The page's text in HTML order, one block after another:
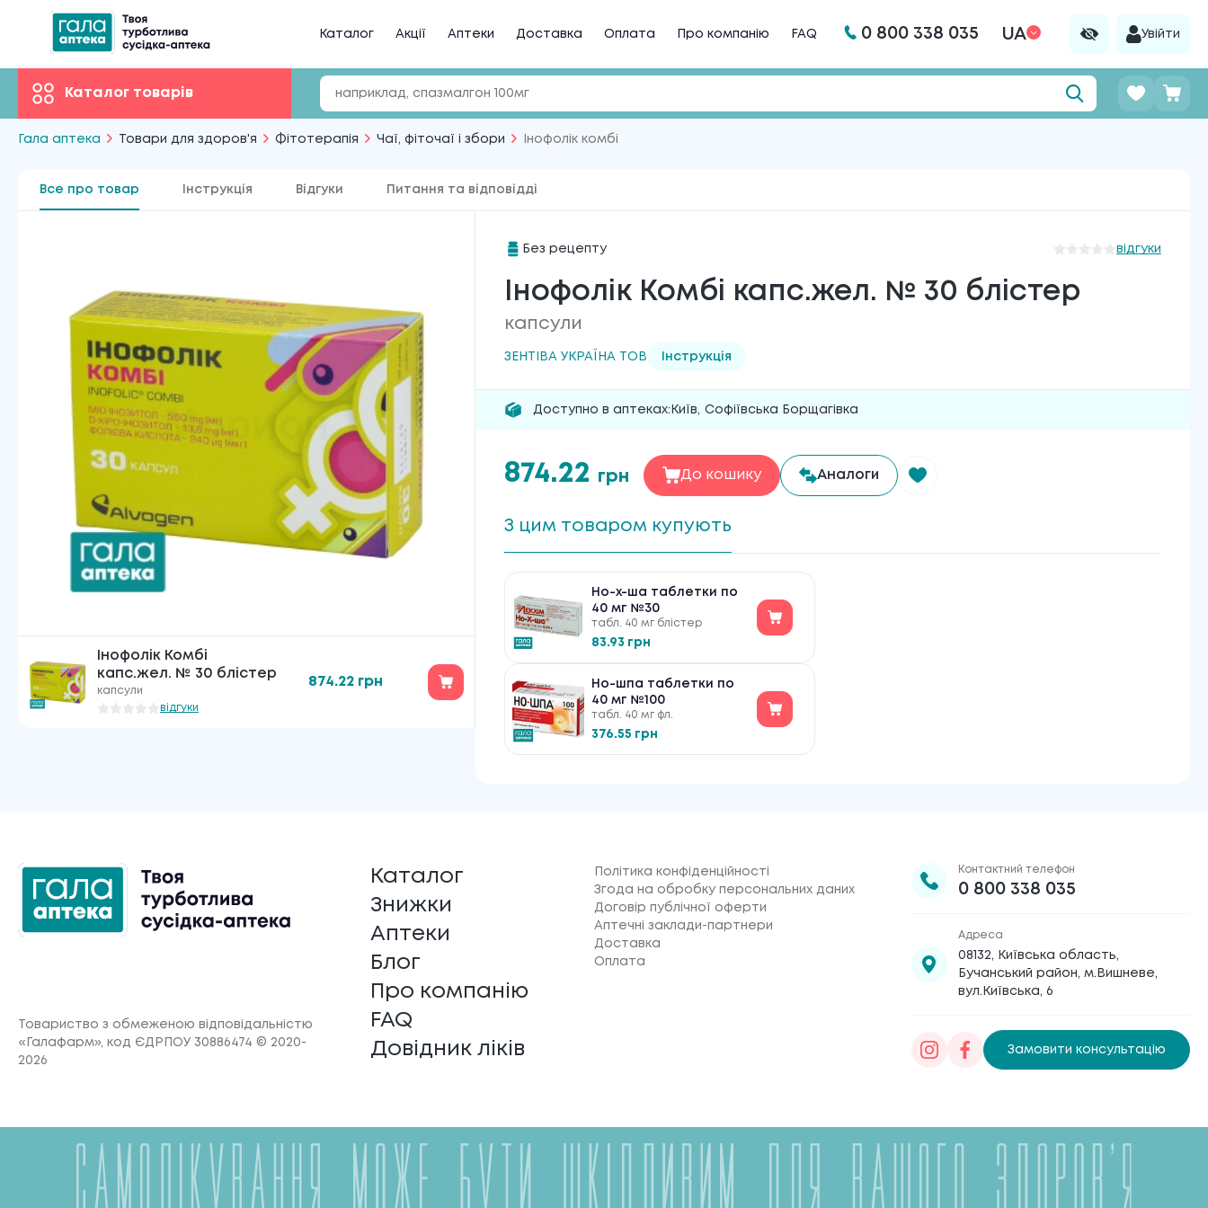
Каталог Акції Аптеки Доставка Оплата Про компанію FAQ 0 800 338 035 UA Увійти
Каталог товарів
Гала аптека Товари для здоров'я Фітотерапія Чаї, фіточаї і збори Інофолік комбі
Все про товар Інструкція Відгуки Питання та відповідді
Інофолік Комбі
капс.жел. № 30 блістер
капсули
відгуки
874.22 грн
Без рецепту відгуки
Інофолік Комбі капс.жел. № 30 блістер
капсули
ЗЕНТІВА УКРАЇНА ТОВ Інструкція
Доступно в аптеках: Київ, Софіївська Борщагівка
874.22 грн До кошику Аналоги
З цим товаром купують
Но-х-ша таблетки по
40 мг №30
табл. 40 мг блістер
83.93 грн
Но-шпа таблетки по
40 мг №100
табл. 40 мг фл.
376.55 грн
Товариство з обмеженою відповідальністю
«Галафарм», код ЄДРПОУ 30886474 © 2020-
2026
Каталог
Знижки
Аптеки
Блог
Про компанію
FAQ
Довідник ліків
Політика конфіденційності
Згода на обробку персональних даних
Договір публічної оферти
Аптечні заклади-партнери
Доставка
Оплата
Контактний телефон
0 800 338 035
Адреса
08132, Київська область,
Бучанський район, м.Вишневе,
вул.Київська, 6
Замовити консультацію